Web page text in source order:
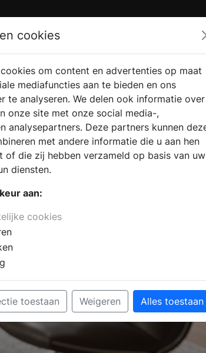
VERKOOPLOCATIE
VINDEN
WEBSHOP
cookies
om content en advertenties op maat
mediafuncties aan te bieden en ons
te analyseren. We delen ook informatie over
onze site met onze social media-,
analysepartners. Deze partners kunnen
met andere informatie die u aan hen
of die zij hebben verzameld op basis van uw
diensten.
aan:
cookies
toestaan Weigeren Alles toestaan